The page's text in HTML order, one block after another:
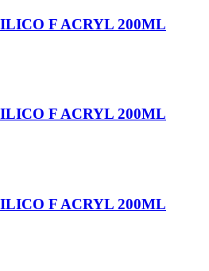
F ACRYL 200ML
F ACRYL 200ML
F ACRYL 200ML